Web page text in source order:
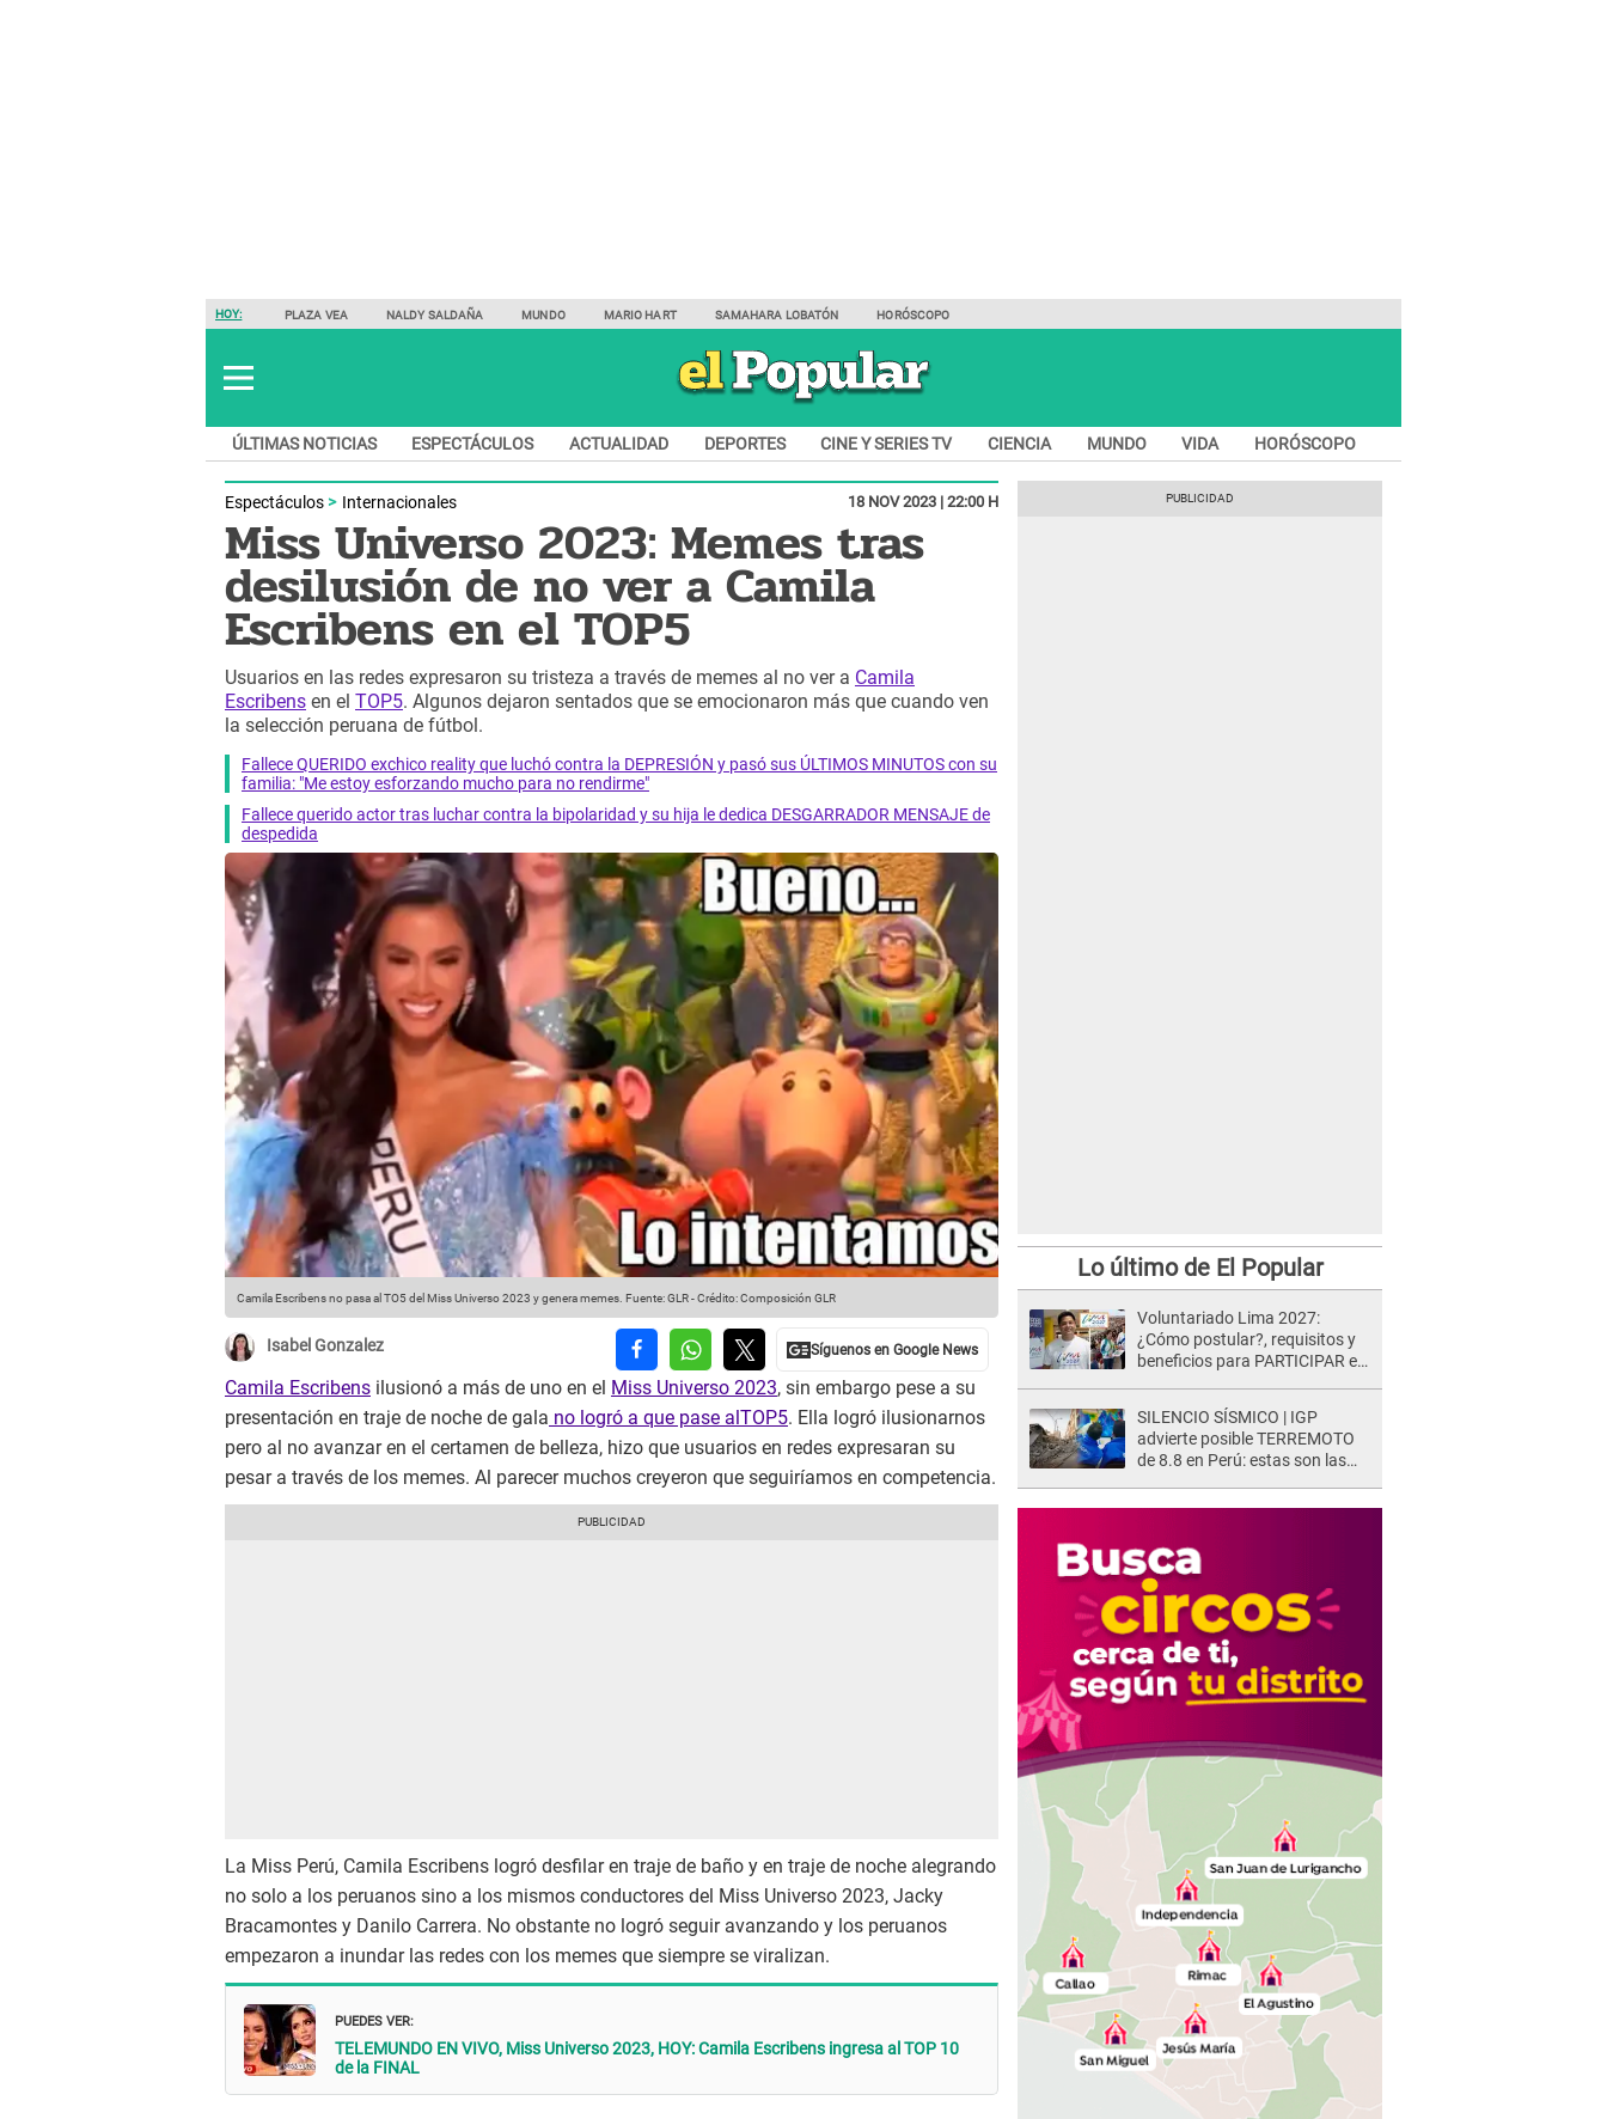
HOY: PLAZA VEA NALDY SALDAÑA MUNDO MARIO HART SAMAHARA LOBATÓN HORÓSCOPO
ÚLTIMAS NOTICIAS ESPECTÁCULOS ACTUALIDAD DEPORTES CINE Y SERIES TV CIENCIA MUNDO VIDA HORÓSCOPO
Espectáculos Internacionales 18 NOV 2023 | 22:00 H
Miss Universo 2023: Memes tras
desilusión de no ver a Camila
Escribens en el TOP5
Usuarios en las redes expresaron su tristeza a través de memes al no ver a Camila
Escribens en el TOP5. Algunos dejaron sentados que se emocionaron más que cuando ven
la selección peruana de fútbol.
Fallece QUERIDO exchico reality que luchó contra la DEPRESIÓN y pasó sus ÚLTIMOS MINUTOS con su
familia: "Me estoy esforzando mucho para no rendirme"
Fallece querido actor tras luchar contra la bipolaridad y su hija le dedica DESGARRADOR MENSAJE de
despedida
Camila Escribens no pasa al TO5 del Miss Universo 2023 y genera memes. Fuente: GLR-Crédito: Composición GLR
Isabel Gonzalez
Camila Escribens ilusionó a más de uno en el Miss Universo 2023, sin embargo pese a su
presentación en traje de noche de gala no logró a que pase alTOP5. Ella logró ilusionarnos
pero al no avanzar en el certamen de belleza, hizo que usuarios en redes expresaran su
pesar a través de los memes. Al parecer muchos creyeron que seguiríamos en competencia.
La Miss Perú, Camila Escribens logró desfilar en traje de baño y en traje de noche alegrando
no solo a los peruanos sino a los mismos conductores del Miss Universo 2023, Jacky
Bracamontes y Danilo Carrera. No obstante no logró seguir avanzando y los peruanos
empezaron a inundar las redes con los memes que siempre se viralizan.
PUEDES VER:
TELEMUNDO EN VIVO, Miss Universo 2023, HOY: Camila Escribens ingresa al TOP 10
de la FINAL
Lo último de El Popular
Voluntariado Lima 2027:
¿Cómo postular?, requisitos y
beneficios para PARTICIPAR en
SILENCIO SÍSMICO | IGP
advierte posible TERREMOTO
de 8.8 en Perú: estas son las